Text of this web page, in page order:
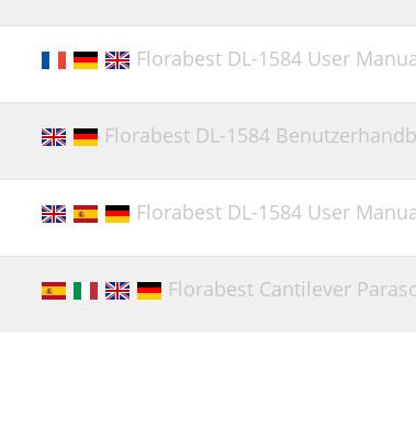
Florabest DL-1584 User
Florabest DL-1584
Florabest DL-1584 User
Florabest Cantilever